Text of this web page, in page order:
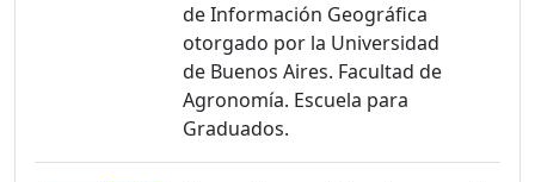
de Información Geográfica
otorgado por la Universidad
de Buenos Aires. Facultad de
Agronomía. Escuela para
Graduados.